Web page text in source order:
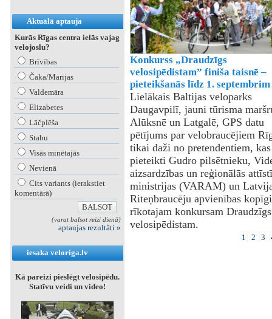
Aktuālā aptauja
Kurās Rīgas centra ielās vajag
velojoslu?
Brīvības
Čaka/Marijas
Valdemāra
Elizabetes
Lāčplēša
Stabu
Visās minētajās
Nevienā
Cits variants (ierakstiet
komentārā)
(varat balsot reizi dienā)
aptaujas rezultāti »
iesaka veloriga.lv
Kā pareizi pieslēgt velosipēdu.
Statīvu veidi un video!
Konkurss „Draudzīgs
velosipēdistam” finiša taisnē –
pieteikšanās līdz 1. septembrim
Lielākais Baltijas veloparks
Daugavpilī, jauni tūrisma
Alūksnē un Latgalē, GPS datu
pētījums par velobraucējiem
tikai daži no pretendentiem, kas
pieteikti Gudro pilsētnieku,
aizsardzības un reģionālās
ministrijas (VARAM) un
Riteņbraucēju apvienības kopīgi
rīkotajam konkursam Draudzīgs
velosipēdistam.
1 2 3